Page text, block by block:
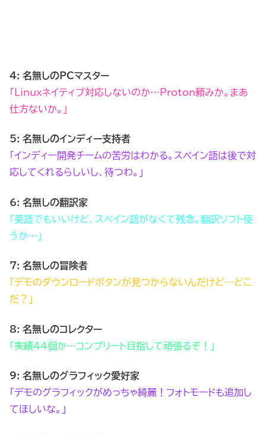
4: 名無しのPCマスター
「Linuxネイティブ対応しないのか…Proton頼みか。まあ
仕方ないか。」
5: 名無しのインディー支持者
「インディー開発チームの苦労はわかる。スペイン語は後で対
応してくれるらしいし、待つわ。」
6: 名無しの翻訳家
「英語でもいいけど、スペイン語がなくて残念。翻訳ソフト使
うか…」
7: 名無しの冒険者
「デモのダウンロードボタンが見つからないんだけど…どこ
だ？」
8: 名無しのコレクター
「実績44個か…コンプリート目指して頑張るぞ！」
9: 名無しのグラフィック愛好家
「デモのグラフィックがめっちゃ綺麗！フォトモードも追加し
てほしいな。」